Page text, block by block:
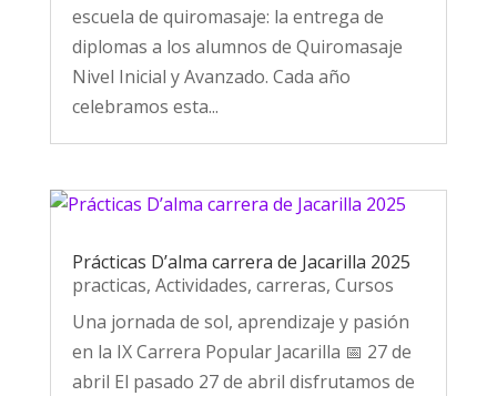
escuela de quiromasaje: la entrega de
diplomas a los alumnos de Quiromasaje
Nivel Inicial y Avanzado. Cada año
celebramos esta...
Prácticas D’alma carrera de Jacarilla 2025
practicas, Actividades, carreras, Cursos
Una jornada de sol, aprendizaje y pasión
en la IX Carrera Popular Jacarilla 📅 27 de
abril El pasado 27 de abril disfrutamos de